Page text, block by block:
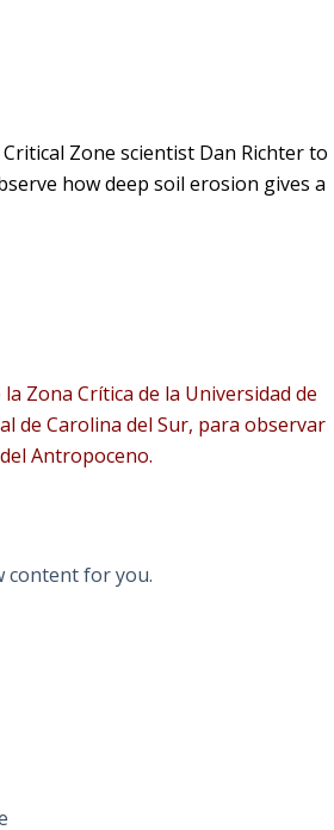
Zone scientist Dan Richter to
how deep soil erosion gives a
Zona Crítica de la Universidad de
de Carolina del Sur, para observar
Antropoceno.
content for you.